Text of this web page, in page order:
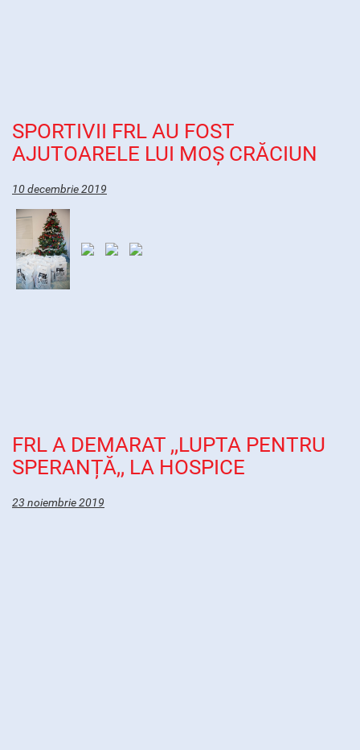
SPORTIVII FRL AU FOST
AJUTOARELE LUI MOȘ CRĂCIUN
10 decembrie 2019
FRL A DEMARAT ,,LUPTA PENTRU
SPERANȚĂ,, LA HOSPICE
23 noiembrie 2019